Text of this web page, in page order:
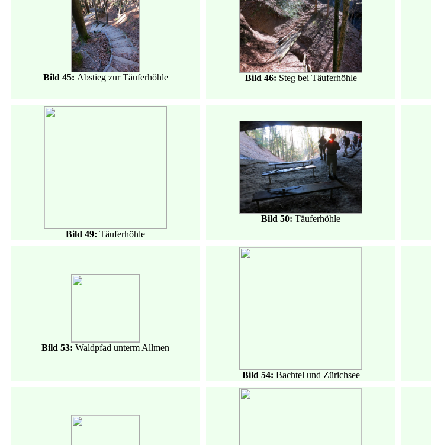
Bild 45: Abstieg zur Täuferhöhle Bild 46: Steg bei Täuferhöhle
Bild 49: Täuferhöhle
Bild 50: Täuferhöhle
Bild 53: Waldpfad unterm Allmen
Bild 54: Bachtel und Zürichsee